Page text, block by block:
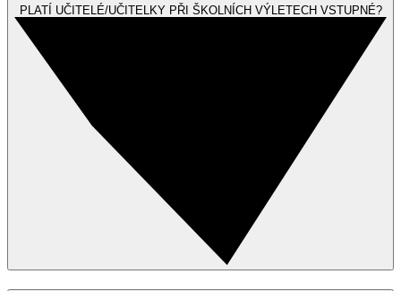
PLATÍ UČITELÉ/UČITELKY PŘI ŠKOLNÍCH VÝLETECH VSTUPNÉ?